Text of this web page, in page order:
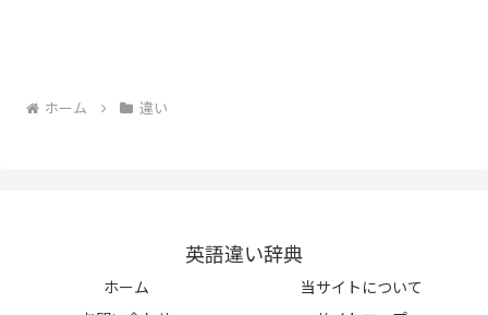
ホーム 違い
英語違い辞典
ホーム
当サイトについて